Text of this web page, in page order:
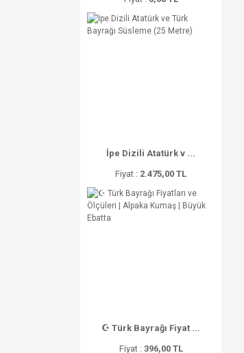
İpe Dizili Atatürk v ...
Fiyat : 2.475,00 TL
☪ Türk Bayrağı Fiyat ...
Fiyat : 396,00 TL